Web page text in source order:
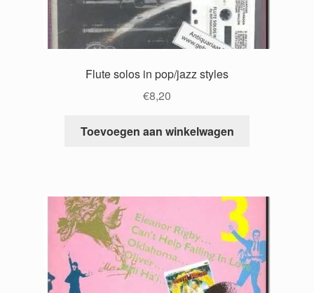
Flute solos in pop/jazz styles
€8,20
Toevoegen aan winkelwagen